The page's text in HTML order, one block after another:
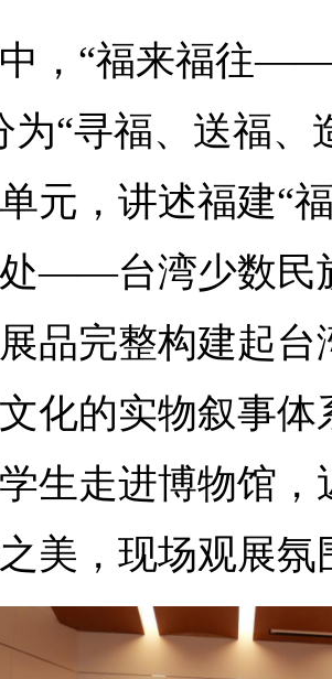
，“福来福往
为“寻福、送福、
元，讲述福建“
——台湾少数民
展品完整构建起
化的实物叙事
生走进博物馆
美，现场观展氛